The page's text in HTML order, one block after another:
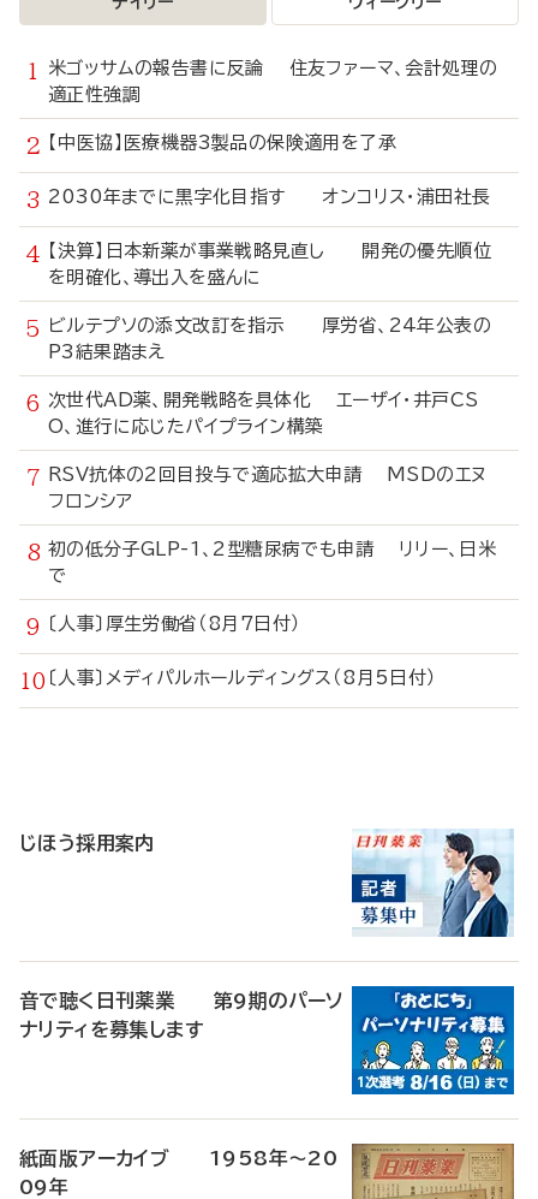
米ゴッサムの報告書に反論 住友ファーマ、会計処理の
適正性強調
【中医協】医療機器3製品の保険適用を了承
2030年までに黒字化目指す オンコリス・浦田社長
【決算】日本新薬が事業戦略見直し 開発の優先順位
を明確化、導出入を盛んに
ビルテプソの添文改訂を指示 厚労省、24年公表の
P3結果踏まえ
次世代AD薬、開発戦略を具体化 エーザイ・井戸CS
O、進行に応じたパイプライン構築
RSV抗体の2回目投与で適応拡大申請 MSDのエヌ
フロンシア
初の低分子GLP-1、2型糖尿病でも申請 リリー、日米
で
〔人事〕厚生労働省（8月7日付）
〔人事〕メディパルホールディングス（8月5日付）
じほう採用案内
音で聴く日刊薬業 第9期のパーソ
ナリティを募集します
紙面版アーカイブ 1958年～20
09年